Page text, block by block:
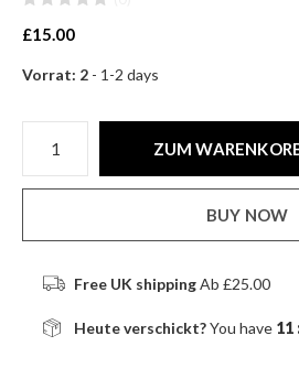
£15.00
Vorrat: 2 - 1-2 days
ZUM
BUY NOW
Free UK shippingAb £25.00
Heute verschickt?You have 11